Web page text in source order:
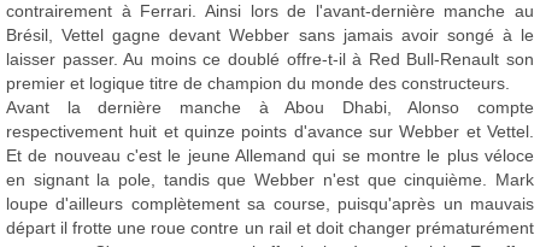
contrairement à Ferrari. Ainsi lors de l'avant-dernière manche au
Brésil, Vettel gagne devant Webber sans jamais avoir songé à le
laisser passer. Au moins ce doublé offre-t-il à Red Bull-Renault son
premier et logique titre de champion du monde des constructeurs.
Avant la dernière manche à Abou Dhabi, Alonso compte
respectivement huit et quinze points d'avance sur Webber et Vettel.
Et de nouveau c'est le jeune Allemand qui se montre le plus véloce
en signant la pole, tandis que Webber n'est que cinquième. Mark
loupe d'ailleurs complètement sa course, puisqu'après un mauvais
départ il frotte une roue contre un rail et doit changer prématurément